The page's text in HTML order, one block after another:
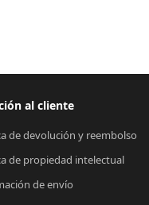
al cliente
de devolución y reembolso
de propiedad intelectual
de envío